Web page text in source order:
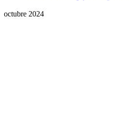
octubre 2024